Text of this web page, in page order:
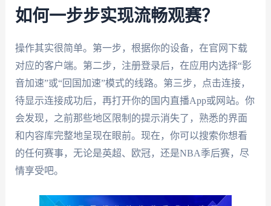
如何一步步实现流畅观赛？
操作其实很简单。第一步，根据你的设备，在官网下载
对应的客户端。第二步，注册登录后，在应用内选择“影
音加速”或“回国加速”模式的线路。第三步，点击连接，
待显示连接成功后，再打开你的国内直播App或网站。你
会发现，之前那些地区限制的提示消失了，熟悉的界面
和内容库完整地呈现在眼前。现在，你可以搜索你想看
的任何赛事，无论是英超、欧冠，还是NBA季后赛，尽
情享受吧。